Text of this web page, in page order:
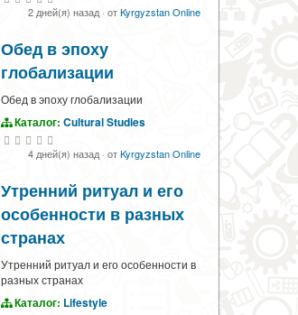
2 дней(я) назад· отKyrgyzstan Online
Обед в эпоху
глобализации
Обед в эпоху глобализации
Каталог: Cultural Studies
4 дней(я) назад· отKyrgyzstan Online
Утренний ритуал и его
особенности в разных
странах
Утренний ритуал и его особенности в
разных странах
Каталог: Lifestyle